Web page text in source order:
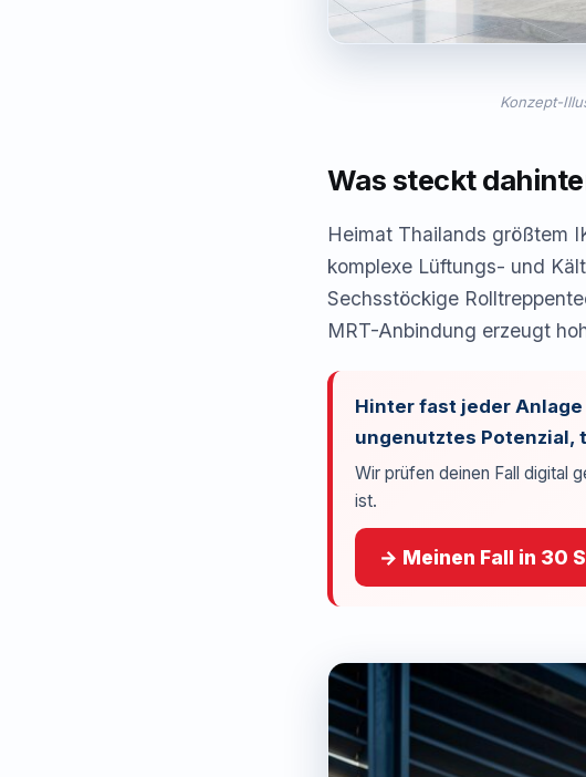
Konzept-
Was steckt
Heimat Thailands größtem
komplexe Lüftungs- und
Sechsstöckige
MRT-Anbindung erzeugt
Hinter fast jeder
ungenutztes Potenzial,
Wir prüfen deinen Fall digital
ist.
→ Meinen Fall in 30